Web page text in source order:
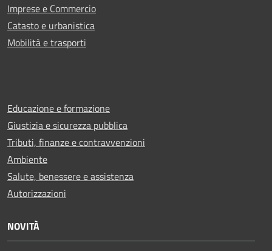
Imprese e Commercio
Catasto e urbanistica
Mobilità e trasporti
Educazione e formazione
Giustizia e sicurezza pubblica
Tributi, finanze e contravvenzioni
Ambiente
Salute, benessere e assistenza
Autorizzazioni
NOVITÀ